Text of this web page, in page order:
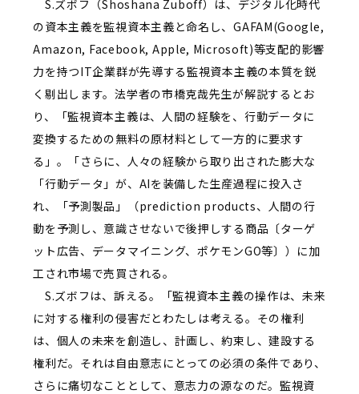
S.ズボフ（Shoshana Zuboff）は、デジタル化時代
の資本主義を監視資本主義と命名し、GAFAM(Google,
Amazon, Facebook, Apple, Microsoft)等支配的影響
力を持つIT企業群が先導する監視資本主義の本質を鋭
く剔出します。法学者の市橋克哉先生が解説するとお
り、「監視資本主義は、人間の経験を、行動データに
変換するための無料の原材料として一方的に要求す
る」。「さらに、人々の経験から取り出された膨大な
「行動データ」が、AIを装備した生産過程に投入さ
れ、「予測製品」（prediction products、人間の行
動を予測し、意識させないで後押しする商品〔ターゲ
ット広告、データマイニング、ポケモンGO等〕）に加
工され市場で売買される。
S.ズボフは、訴える。「監視資本主義の操作は、未来
に対する権利の侵害だとわたしは考える。その権利
は、個人の未来を創造し、計画し、約束し、建設する
権利だ。それは自由意志にとっての必須の条件であり、
さらに痛切なこととして、意志力の源なのだ。監視資